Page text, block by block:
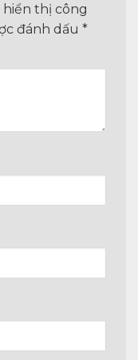
hiển thị công
đánh dấu *